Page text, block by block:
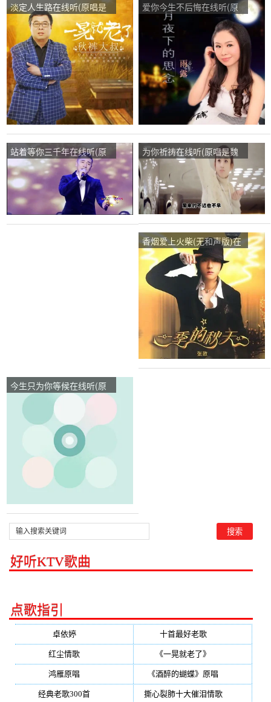
淡定人生路在线听(原唱是
秋裤大叔)，缘演唱点播:76
次
爱你今生不后悔在线听(原
唱是雨露)，缘演唱点播:22
站着等你三千年在线听(原
唱是王琪)，缘演唱点播:53
次
为你祈祷在线听(原唱是魏
新雨)，缘演唱点播:50次
香烟爱上火柴(无和声版)在
线听(原唱是张政)，缘演唱
点播:53次
今生只为你等候在线听(原
唱是望海高歌)，缘演唱点
播:33次
好听KTV歌曲
点歌指引
卓依婷(350) 十首最好老歌(300)
红尘情歌 《一晃就老了》
鸿雁原唱 《酒醉的蝴蝶》原唱
经典老歌300首 撕心裂肺十大催泪情歌(195)